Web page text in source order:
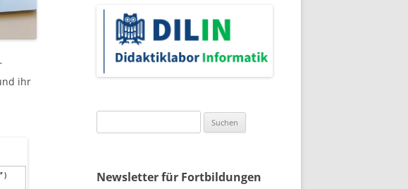
ihr
nach:
Newsletter für Fortbildungen